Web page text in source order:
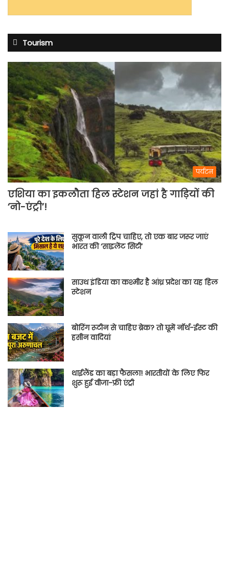
Tourism
पर्यटन
एशिया का इकलौता हिल स्टेशन जहां है गाड़ियों की
‘नो-एंट्री’!
सुकून वाली ट्रिप चाहिए, तो एक बार जरूर जाएं
भारत की ‘साइलेंट सिटी’
साउथ इंडिया का कश्मीर है आंध्र प्रदेश का यह हिल
स्टेशन
बोरिंग रूटीन से चाहिए ब्रेक? तो घूमें नॉर्थ-ईस्ट की
हसीन वादियां
थाईलैंड का बड़ा फैसला! भारतीयों के लिए फिर
शुरू हुई वीजा-फ्री एंट्री